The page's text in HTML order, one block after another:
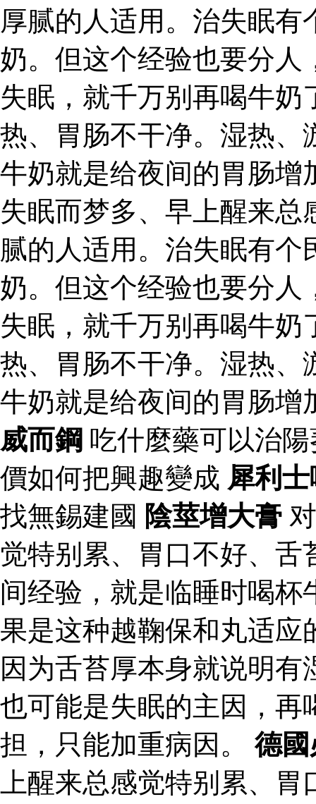
厚腻的人适用。治失眠
奶。但这个经验也要分人
失眠，就千万别再喝牛
热、胃肠不干净。湿热、
牛奶就是给夜间的胃肠增
失眠而梦多、早上醒来
腻的人适用。治失眠有
奶。但这个经验也要分人
失眠，就千万别再喝牛
热、胃肠不干净。湿热、
牛奶就是给夜间的胃肠
威而鋼 吃什麼藥可以治
價如何把興趣變成 犀利
找無錫建國 陰莖增大膏
觉特别累、胃口不好、
间经验，就是临睡时喝
果是这种越鞠保和丸适应
因为舌苔厚本身就说明
也可能是失眠的主因，再
担，只能加重病因。德
上醒来总感觉特别累、